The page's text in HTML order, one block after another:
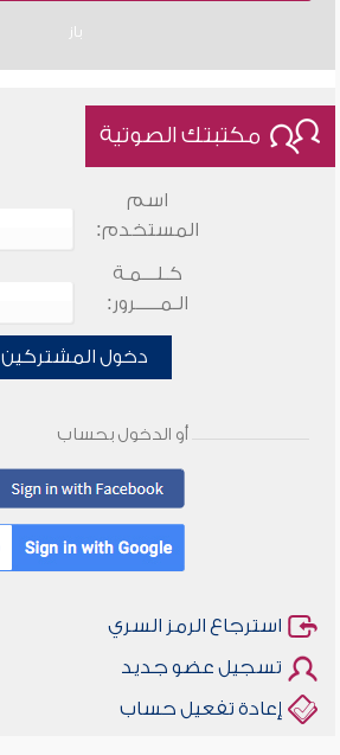
باز
مكتبتك الصوتية
اسم
المستخدم:
كـلـــمـة
الـمـــــرور:
دخول المشتركين
أو الدخول بحساب
استرجاع الرمز السري
تسجيل عضو جديد
إعادة تفعيل حساب